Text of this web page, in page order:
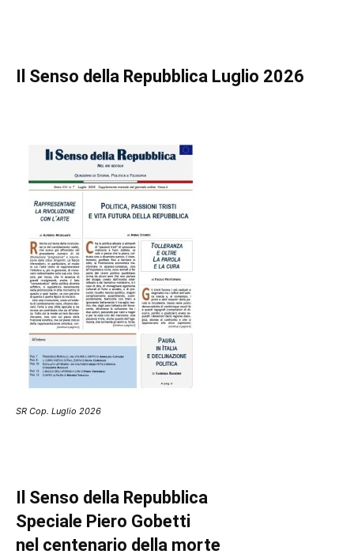
Il Senso della Repubblica Luglio 2026
SR Cop. Luglio 2026
Il Senso della Repubblica
Speciale Piero Gobetti
nel centenario della morte